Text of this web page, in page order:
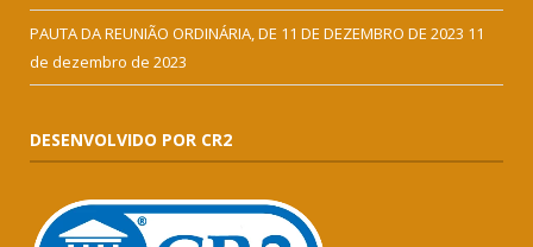
PAUTA DA REUNIÃO ORDINÁRIA, DE 11 DE DEZEMBRO DE 2023 11
de dezembro de 2023
DESENVOLVIDO POR CR2